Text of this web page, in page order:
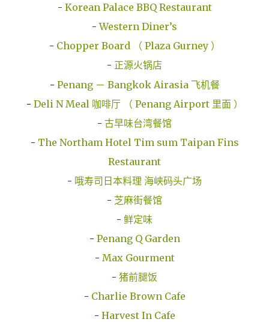
- Korean Palace BBQ Restaurant
-Western Diner’s
- Chopper Board （ Plaza Gurney ）
- 正源火锅店
- Penang － Bangkok Airasia 飞机餐
- Deli N Meal 咖啡厅 （ Penang Airport 里面 ）
- 古早味台湾餐馆
- The Northam Hotel Tim sum Taipan Fins
Restaurant
- 哦寿司日本料理 海峡码头广场
- 芝麻街餐馆
- 鲜定味
- Penang Q Garden
- Max Gourment
- 猪前腿饭
- Charlie Brown Cafe
- Harvest In Cafe